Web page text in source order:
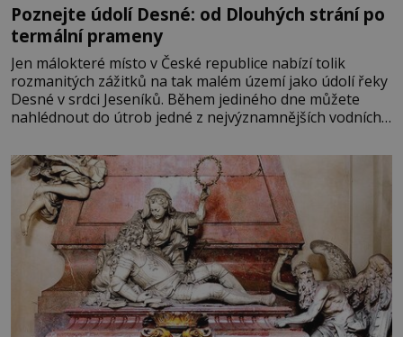
Poznejte údolí Desné: od Dlouhých strání po
termální prameny
Jen málokteré místo v České republice nabízí tolik
rozmanitých zážitků na tak malém území jako údolí řeky
Desné v srdci Jeseníků. Během jediného dne můžete
nahlédnout do útrob jedné z nejvýznamnějších vodních
se na koloběžce a den zakončit poznáváním památek ve
Velkých Losinách nebo v termálním